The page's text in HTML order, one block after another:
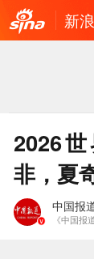
新
2026
非，夏
中国报
《中国报